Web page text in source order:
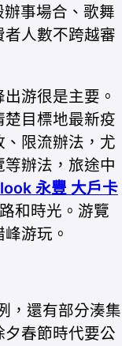
事場合、歌舞
人數不跨越審
游很是主要。
目標地最新疫
限流辦法，尤
辦法，旅途中
永豐 大戶卡
和時光。游覽
游玩。
，還有部分湊集
春節時代要公